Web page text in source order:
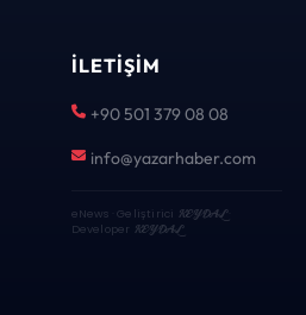
İLETIŞIM
+90 501 379 08 08
info@yazarhaber.com
eNews · Geliştirici KEYDAL·
Developer KEYDAL